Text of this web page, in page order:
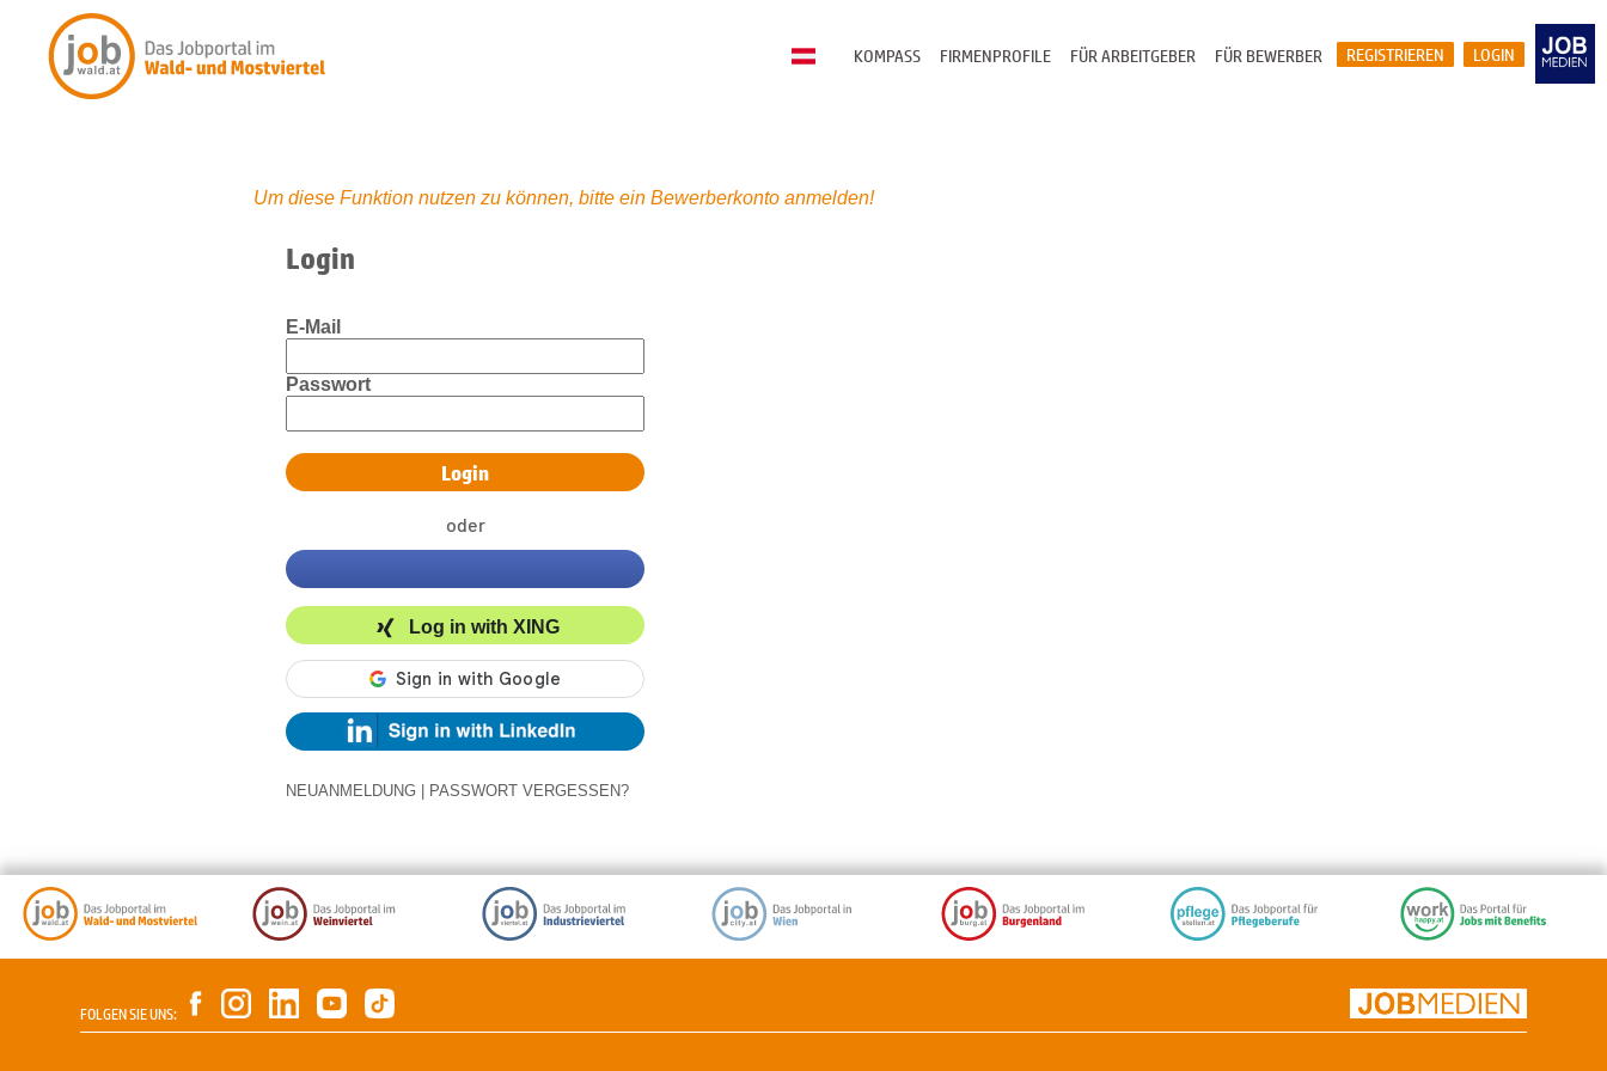
LOGIN
REGISTRIEREN
FÜR BEWERBER
FÜR ARBEITGEBER
FIRMENPROFILE
KOMPASS
Um diese Funktion nutzen zu können, bitte ein Bewerberkonto anmelden!
Login
E-Mail
Passwort
oder
Log in with XING
NEUANMELDUNG PASSWORT VERGESSEN?
FOLGEN SIE UNS: